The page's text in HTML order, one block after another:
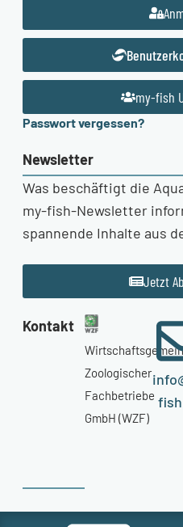
my-fish
Passwort vergessen?
Newsletter
Was beschäftigt die
my-fish-Newsletter
spannende Inhalte aus
Jetzt
Kontakt
Zoologischer
Fachbetriebe
GmbH (WZF)